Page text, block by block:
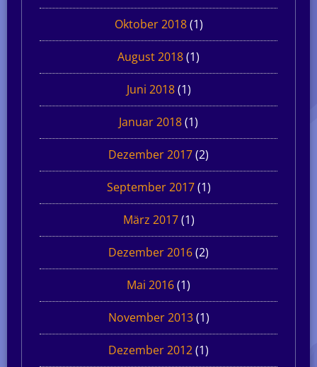
Oktober 2018(1)
August 2018(1)
Juni 2018(1)
Januar 2018(1)
Dezember 2017(2)
September 2017(1)
März 2017(1)
Dezember 2016(2)
Mai 2016(1)
November 2013(1)
Dezember 2012(1)